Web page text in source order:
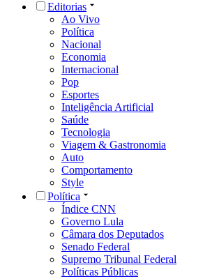
Editorias
Ao Vivo
Política
Nacional
Economia
Internacional
Pop
Esportes
Inteligência Artificial
Saúde
Tecnologia
Viagem & Gastronomia
Auto
Comportamento
Style
Política
Índice CNN
Governo Lula
Câmara dos Deputados
Senado Federal
Supremo Tribunal Federal
Políticas Públicas